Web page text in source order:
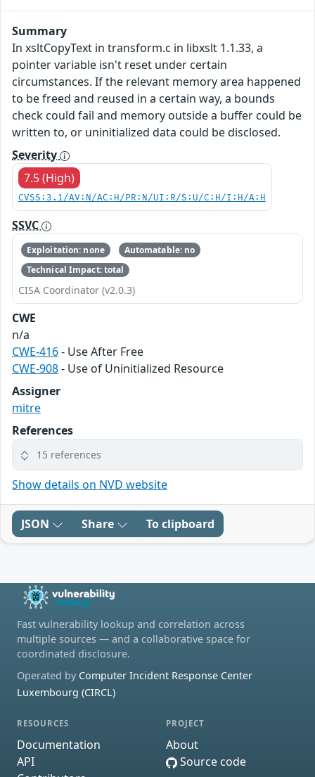
Summary
In xsltCopyText in transform.c in libxslt 1.1.33, a
pointer variable isn't reset under certain
circumstances. If the relevant memory area happened
to be freed and reused in a certain way, a bounds
check could fail and memory outside a buffer could be
written to, or uninitialized data could be disclosed.
Severity
7.5 (High)
CVSS:3.1/AV:N/AC:H/PR:N/UI:R/S:U/C:H/I:H/A:H
SSVC
Exploitation: none
Automatable: no
Technical Impact: total
CISA Coordinator (v2.0.3)
CWE
n/a
CWE-416- Use After Free
CWE-908- Use of Uninitialized Resource
Assigner
mitre
References
15 references
Show details on NVD website
JSON Share To clipboard
Fast vulnerability lookup and correlation across
multiple sources — and a collaborative space for
coordinated disclosure.
Operated by Computer Incident Response Center
Luxembourg (CIRCL)
RESOURCES
Documentation
API
PROJECT
About
Source code